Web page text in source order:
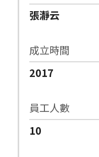
張瀞云
成立時間
2017
員工人數
10